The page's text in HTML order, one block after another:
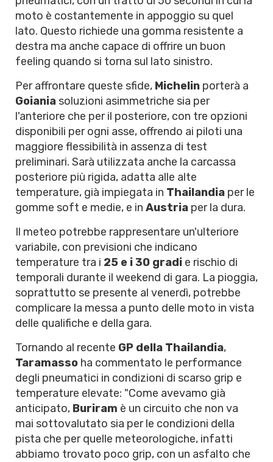
moto è costantemente in appoggio su quel
lato. Questo richiede una gomma resistente a
destra ma anche capace di offrire un buon
feeling quando si torna sul lato sinistro.
Per affrontare queste sfide, Michelin porterà a
Goiania soluzioni asimmetriche sia per
l'anteriore che per il posteriore, con tre opzioni
disponibili per ogni asse, offrendo ai piloti una
maggiore flessibilità in assenza di test
preliminari. Sarà utilizzata anche la carcassa
posteriore più rigida, adatta alle alte
temperature, già impiegata in Thailandia per le
gomme soft e medie, e in Austria per la dura.
Il meteo potrebbe rappresentare un'ulteriore
variabile, con previsioni che indicano
temperature tra i 25 e i 30 gradi e rischio di
temporali durante il weekend di gara. La pioggia,
soprattutto se presente al venerdì, potrebbe
complicare la messa a punto delle moto in vista
delle qualifiche e della gara.
Tornando al recente GP della Thailandia,
Taramasso ha commentato le performance
degli pneumatici in condizioni di scarso grip e
temperature elevate: "Come avevamo già
anticipato, Buriram è un circuito che non va
mai sottovalutato sia per le condizioni della
pista che per quelle meteorologiche, infatti
abbiamo trovato poco grip, con un asfalto che